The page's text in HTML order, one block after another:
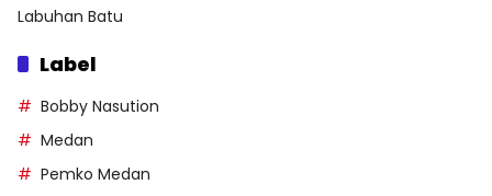
Labuhan Batu
Label
Bobby Nasution
Medan
Pemko Medan